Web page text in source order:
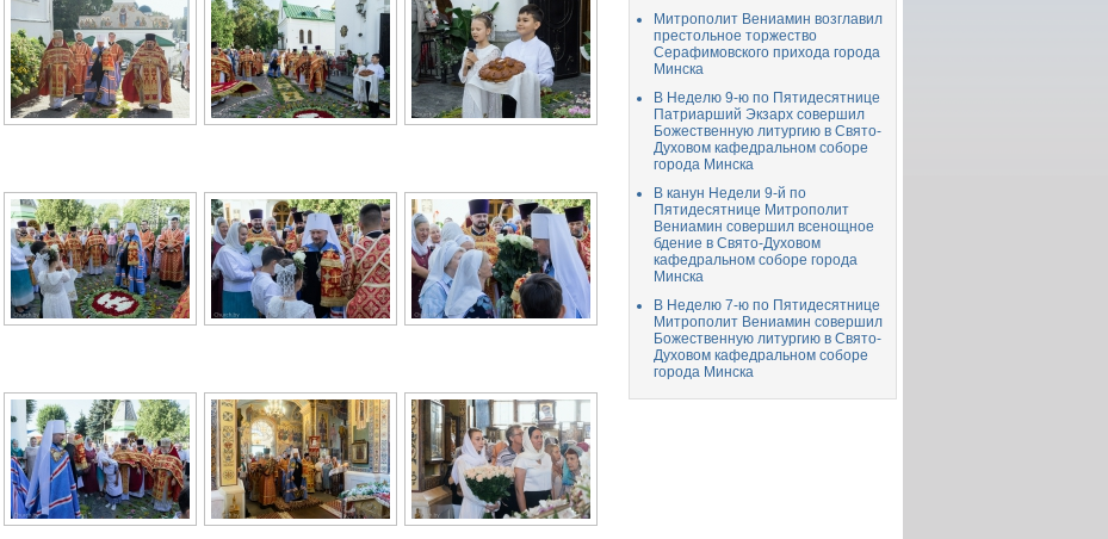
Митрополит Вениамин возглавил
престольное торжество
Серафимовского прихода города
Минска
В Неделю 9-ю по Пятидесятнице
Патриарший Экзарх совершил
Божественную литургию в Свято-
Духовом кафедральном соборе
города Минска
В канун Недели 9-й по
Пятидесятнице Митрополит
Вениамин совершил всенощное
бдение в Свято-Духовом
кафедральном соборе города
Минска
В Неделю 7-ю по Пятидесятнице
Митрополит Вениамин совершил
Божественную литургию в Свято-
Духовом кафедральном соборе
города Минска